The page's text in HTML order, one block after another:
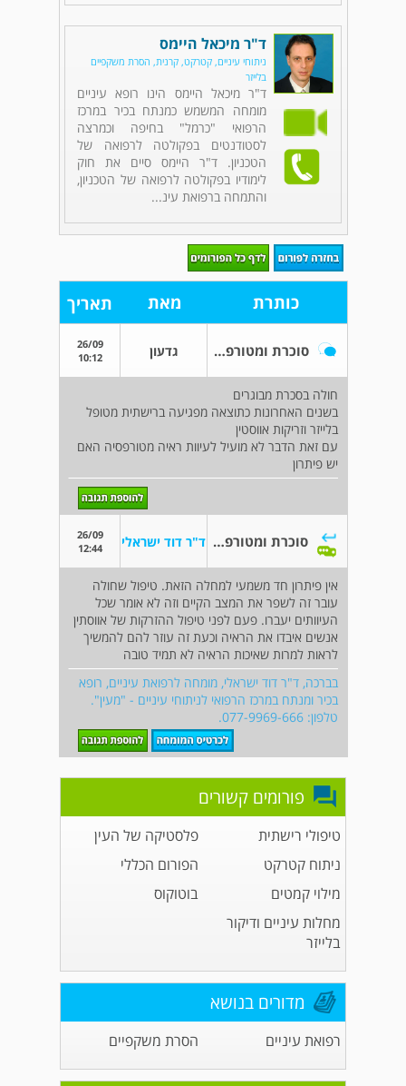
ד"ר מיכאל היימס
ניתוחי עיניים, קטרקט, קרנית, הסרת משקפיים
בלייזר
ד"ר מיכאל היימס הינו רופא עיניים
מומחה המשמש כמנתח בכיר במרכז
הרפואי "כרמל" בחיפה וכמרצה
לסטודנטים בפקולטה לרפואה של
הטכניון. ד"ר היימס סיים את חוק
לימודיו בפקולטה לרפואה של הטכניון,
והתמחה ברפואת עינ...
כותרת מאת תאריך
סוכרת ומטורפסיה גדעון
26/09
10:12
חולה בסכרת מבוגרים
בשנים האחרונות כתוצאה מפגיעה ברישתית מטופל
בלייזר וזריקות אווסטין
עם זאת הדבר לא מועיל לעיוות ראיה מטורפסיה האם
יש פיתרון
סוכרת ומטורפסיה ד"ר דוד ישראלי
26/09
12:44
אין פיתרון חד משמעי למחלה הזאת. טיפול שחולה
עובר זה לשפר את המצב הקיים וזה לא אומר שכל
העיוותים יעברו. פעם לפני טיפול ההזרקות של אווסתין
אנשים איבדו את הראיה וכעת זה עוזר להם להמשיך
לראות למרות שאיכות הראיה לא תמיד טובה
בברכה, ד"ר דוד ישראלי, מומחה לרפואת עיניים, רופא
בכיר ומנתח במרכז הרפואי לניתוחי עיניים - "מעין".
טלפון: 077-9969-666.
פורומים קשורים
טיפולי רישתית
פלסטיקה של העין
ניתוח קטרקט
הפורום הכללי
מילוי קמטים
בוטוקוס
מחלות עיניים ודיקור
בלייזר
מדורים בנושא
רפואת עיניים הסרת משקפיים